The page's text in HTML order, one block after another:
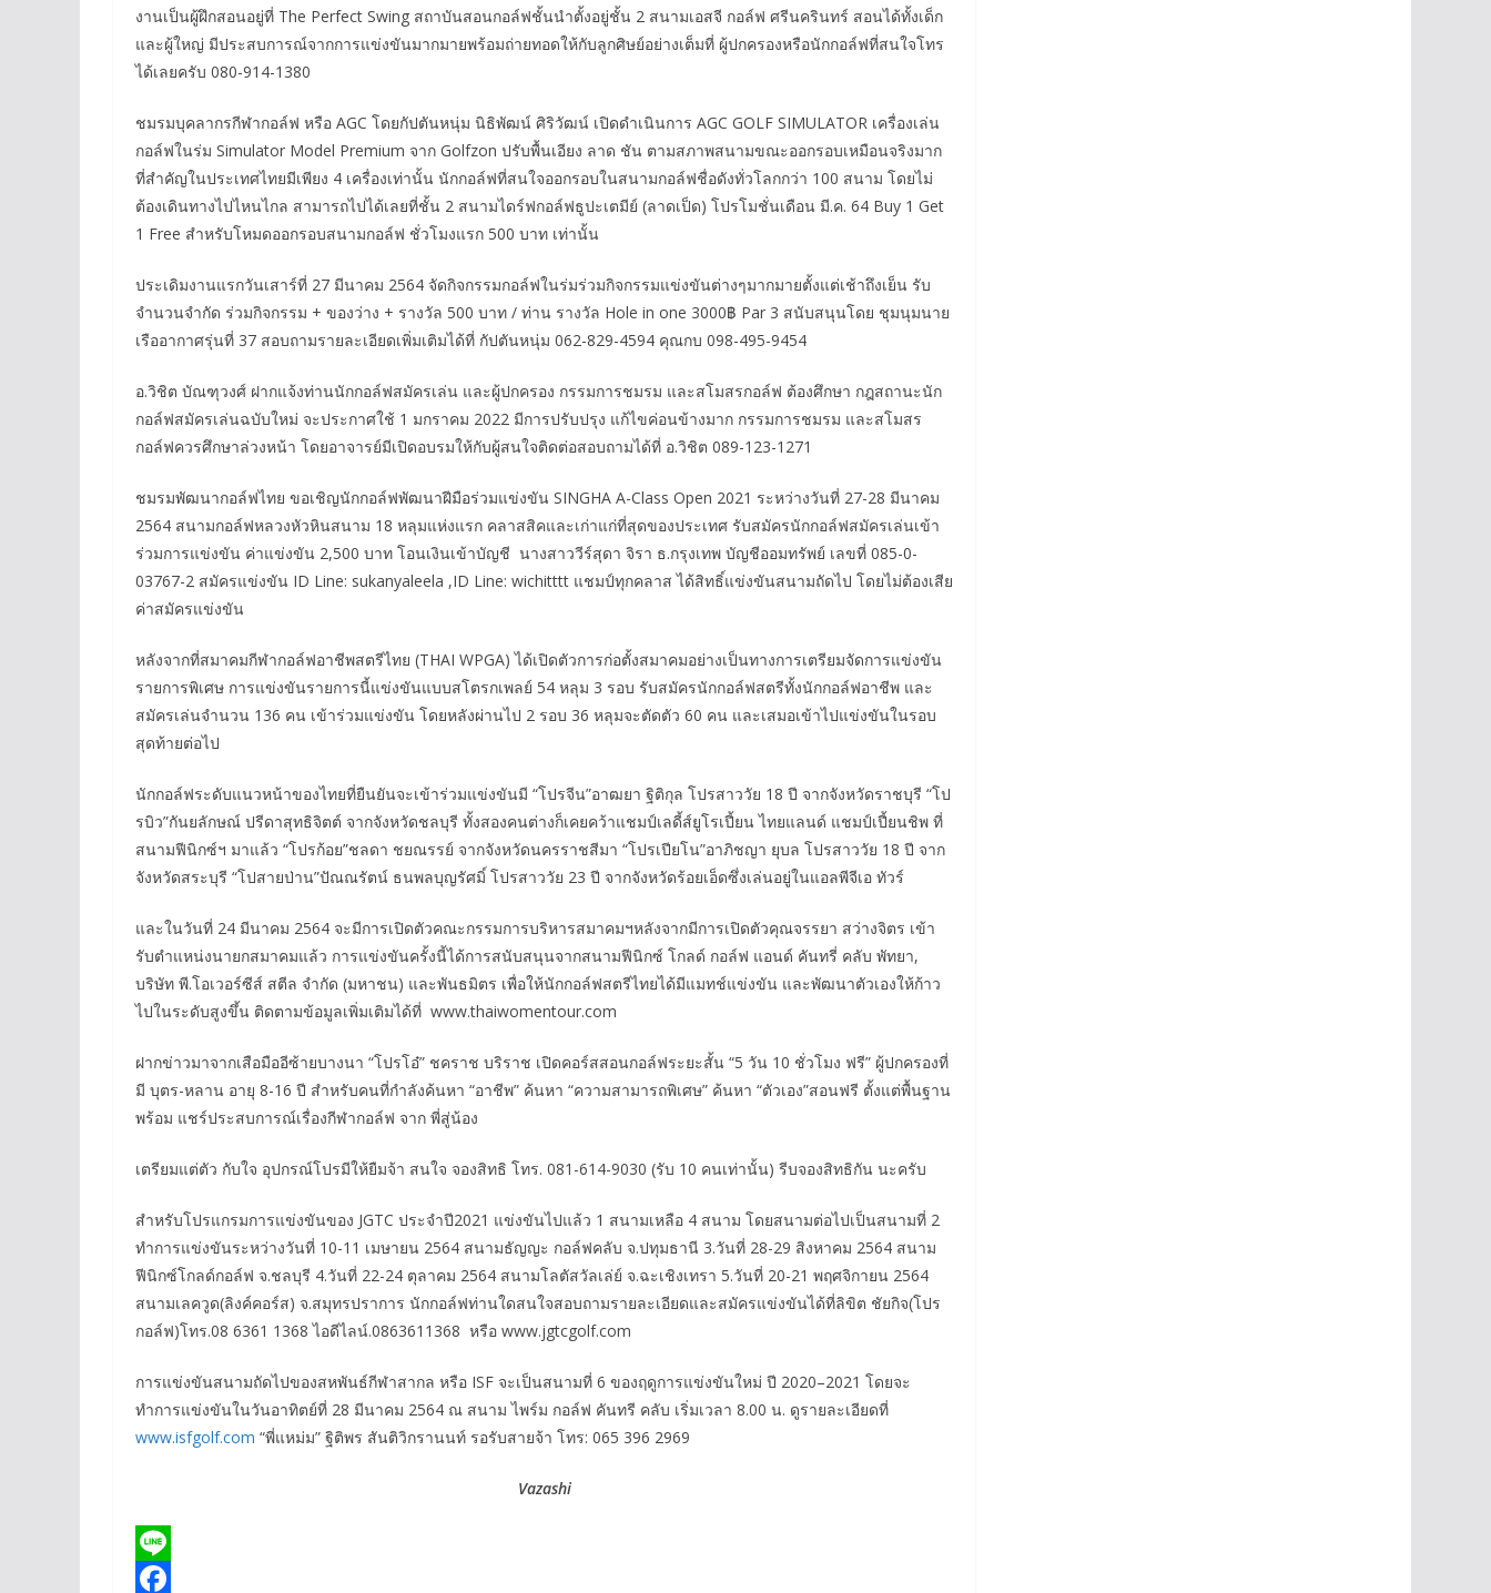
งานเป็นผู้ฝึกสอนอยู่ที่ The Perfect Swing สถาบันสอนกอล์ฟชั้นนำตั้งอยู่ชั้น 2 สนามเอสจี กอล์ฟ ศรีนครินทร์ สอนได้ทั้งเด็ก
และผู้ใหญ่ มีประสบการณ์จากการแข่งขันมากมายพร้อมถ่ายทอดให้กับลูกศิษย์อย่างเต็มที่ ผู้ปกครองหรือนักกอล์ฟที่สนใจโทร
ได้เลยครับ 080-914-1380
ชมรมบุคลากรกีฬากอล์ฟ หรือ AGC โดยกัปตันหนุ่ม นิธิพัฒน์ ศิริวัฒน์ เปิดดำเนินการ AGC GOLF SIMULATOR เครื่องเล่น
กอล์ฟในร่ม Simulator Model Premium จาก Golfzon ปรับพื้นเอียง ลาด ชัน ตามสภาพสนามขณะออกรอบเหมือนจริงมาก
ที่สำคัญในประเทศไทยมีเพียง 4 เครื่องเท่านั้น นักกอล์ฟที่สนใจออกรอบในสนามกอล์ฟชื่อดังทั่วโลกกว่า 100 สนาม โดยไม่
ต้องเดินทางไปไหนไกล สามารถไปได้เลยที่ชั้น 2 สนามไดร์ฟกอล์ฟธูปะเตมีย์ (ลาดเป็ด) โปรโมชั่นเดือน มี.ค. 64 Buy 1 Get
1 Free สำหรับโหมดออกรอบสนามกอล์ฟ ชั่วโมงแรก 500 บาท เท่านั้น
ประเดิมงานแรกวันเสาร์ที่ 27 มีนาคม 2564 จัดกิจกรรมกอล์ฟในร่มร่วมกิจกรรมแข่งขันต่างๆมากมายตั้งแต่เช้าถึงเย็น รับ
จำนวนจำกัด ร่วมกิจกรรม + ของว่าง + รางวัล 500 บาท / ท่าน รางวัล Hole in one 3000฿ Par 3 สนับสนุนโดย ชุมนุมนาย
เรืออากาศรุ่นที่ 37 สอบถามรายละเอียดเพิ่มเติมได้ที่ กัปตันหนุ่ม 062-829-4594 คุณกบ 098-495-9454
อ.วิชิต บัณฑุวงศ์ ฝากแจ้งท่านนักกอล์ฟสมัครเล่น และผู้ปกครอง กรรมการชมรม และสโมสรกอล์ฟ ต้องศึกษา กฎสถานะนัก
กอล์ฟสมัครเล่นฉบับใหม่ จะประกาศใช้ 1 มกราคม 2022 มีการปรับปรุง แก้ไขค่อนข้างมาก กรรมการชมรม และสโมสร
กอล์ฟควรศึกษาล่วงหน้า โดยอาจารย์มีเปิดอบรมให้กับผู้สนใจติดต่อสอบถามได้ที่ อ.วิชิต 089-123-1271
ชมรมพัฒนากอล์ฟไทย ขอเชิญนักกอล์ฟพัฒนาฝีมือร่วมแข่งขัน SINGHA A-Class Open 2021 ระหว่างวันที่ 27-28 มีนาคม
2564 สนามกอล์ฟหลวงหัวหินสนาม 18 หลุมแห่งแรก คลาสสิคและเก่าแก่ที่สุดของประเทศ รับสมัครนักกอล์ฟสมัครเล่นเข้า
ร่วมการแข่งขัน ค่าแข่งขัน 2,500 บาท โอนเงินเข้าบัญชี นางสาววีร์สุดา จิรา ธ.กรุงเทพ บัญชีออมทรัพย์ เลขที่ 085-0-
03767-2 สมัครแข่งขัน ID Line: sukanyaleela ,ID Line: wichitttt แชมป์ทุกคลาส ได้สิทธิ์แข่งขันสนามถัดไป โดยไม่ต้องเสีย
ค่าสมัครแข่งขัน
หลังจากที่สมาคมกีฬากอล์ฟอาชีพสตรีไทย (THAI WPGA) ได้เปิดตัวการก่อตั้งสมาคมอย่างเป็นทางการเตรียมจัดการแข่งขัน
รายการพิเศษ การแข่งขันรายการนี้แข่งขันแบบสโตรกเพลย์ 54 หลุม 3 รอบ รับสมัครนักกอล์ฟสตรีทั้งนักกอล์ฟอาชีพ และ
สมัครเล่นจำนวน 136 คน เข้าร่วมแข่งขัน โดยหลังผ่านไป 2 รอบ 36 หลุมจะตัดตัว 60 คน และเสมอเข้าไปแข่งขันในรอบ
สุดท้ายต่อไป
นักกอล์ฟระดับแนวหน้าของไทยที่ยืนยันจะเข้าร่วมแข่งขันมี “โปรจีน”อาฒยา ฐิติกุล โปรสาววัย 18 ปี จากจังหวัดราชบุรี “โป
รบิว”กันยลักษณ์ ปรีดาสุทธิจิตต์ จากจังหวัดชลบุรี ทั้งสองคนต่างก็เคยคว้าแชมป์เลดี้ส์ยูโรเปี้ยน ไทยแลนด์ แชมป์เปี้ยนชิพ ที่
สนามฟีนิกซ์ฯ มาแล้ว “โปรก้อย”ชลดา ชยณรรย์ จากจังหวัดนครราชสีมา “โปรเปียโน”อาภิชญา ยุบล โปรสาววัย 18 ปี จาก
จังหวัดสระบุรี “โปสายป่าน”ปัณณรัตน์ ธนพลบุญรัศมิ์ โปรสาววัย 23 ปี จากจังหวัดร้อยเอ็ดซึ่งเล่นอยู่ในแอลพีจีเอ ทัวร์
และในวันที่ 24 มีนาคม 2564 จะมีการเปิดตัวคณะกรรมการบริหารสมาคมฯหลังจากมีการเปิดตัวคุณจรรยา สว่างจิตร เข้า
รับตำแหน่งนายกสมาคมแล้ว การแข่งขันครั้งนี้ได้การสนับสนุนจากสนามฟีนิกซ์ โกลด์ กอล์ฟ แอนด์ คันทรี่ คลับ พัทยา,
บริษัท พี.โอเวอร์ซีส์ สตีล จำกัด (มหาชน) และพันธมิตร เพื่อให้นักกอล์ฟสตรีไทยได้มีแมทช์แข่งขัน และพัฒนาตัวเองให้ก้าว
ไปในระดับสูงขึ้น ติดตามข้อมูลเพิ่มเติมได้ที่ www.thaiwomentour.com
ฝากข่าวมาจากเสือมืออีซ้ายบางนา “โปรโอ๋” ชคราช บริราช เปิดคอร์สสอนกอล์ฟระยะสั้น “5 วัน 10 ชั่วโมง ฟรี” ผู้ปกครองที่
มี บุตร-หลาน อายุ 8-16 ปี สำหรับคนที่กำลังค้นหา “อาชีพ” ค้นหา “ความสามารถพิเศษ” ค้นหา “ตัวเอง”สอนฟรี ตั้งแต่พื้นฐาน
พร้อม แชร์ประสบการณ์เรื่องกีฬากอล์ฟ จาก พี่สู่น้อง
เตรียมแต่ตัว กับใจ อุปกรณ์โปรมีให้ยืมจ้า สนใจ จองสิทธิ โทร. 081-614-9030 (รับ 10 คนเท่านั้น) รีบจองสิทธิกัน นะครับ
สำหรับโปรแกรมการแข่งขันของ JGTC ประจำปี2021 แข่งขันไปแล้ว 1 สนามเหลือ 4 สนาม โดยสนามต่อไปเป็นสนามที่ 2
ทำการแข่งขันระหว่างวันที่ 10-11 เมษายน 2564 สนามธัญญะ กอล์ฟคลับ จ.ปทุมธานี 3.วันที่ 28-29 สิงหาคม 2564 สนาม
ฟีนิกซ์โกลด์กอล์ฟ จ.ชลบุรี 4.วันที่ 22-24 ตุลาคม 2564 สนามโลตัสวัลเล่ย์ จ.ฉะเชิงเทรา 5.วันที่ 20-21 พฤศจิกายน 2564
สนามเลควูด(ลิงค์คอร์ส) จ.สมุทรปราการ นักกอล์ฟท่านใดสนใจสอบถามรายละเอียดและสมัครแข่งขันได้ที่ลิขิต ชัยกิจ(โปร
กอล์ฟ)โทร.08 6361 1368 ไอดีไลน์.0863611368 หรือ www.jgtcgolf.com
การแข่งขันสนามถัดไปของสหพันธ์กีฬาสากล หรือ ISF จะเป็นสนามที่ 6 ของฤดูการแข่งขันใหม่ ปี 2020–2021 โดยจะ
ทำการแข่งขันในวันอาทิตย์ที่ 28 มีนาคม 2564 ณ สนาม ไพร์ม กอล์ฟ คันทรี คลับ เริ่มเวลา 8.00 น. ดูรายละเอียดที่
www.isfgolf.com “พี่แหม่ม” ฐิติพร สันติวิกรานนท์ รอรับสายจ้า โทร: 065 396 2969
Vazashi
L